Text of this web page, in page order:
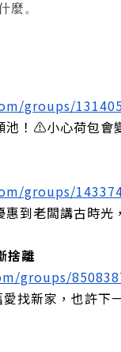
麼。
groups/
池！⚠️小心荷包會
groups/
到老闆講古時
捨離
groups/
找新家，也許下